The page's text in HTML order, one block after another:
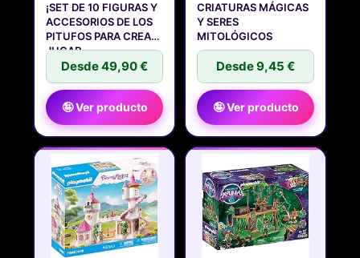
¡SET DE 10 FIGURAS Y
ACCESORIOS DE LOS
PITUFOS PARA CREAR,
JUGAR
Desde 49,90 €
🤪 Ver producto
CRIATURAS MÁGICAS
Y SERES
MITOLÓGICOS
Desde 9,45 €
🤪 Ver producto